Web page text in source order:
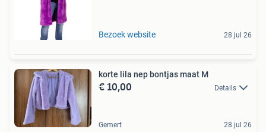
Bezoek website 28 jul 26
korte lila nep bontjas maat M
€ 10,00 Details
Gemert 28 jul 26